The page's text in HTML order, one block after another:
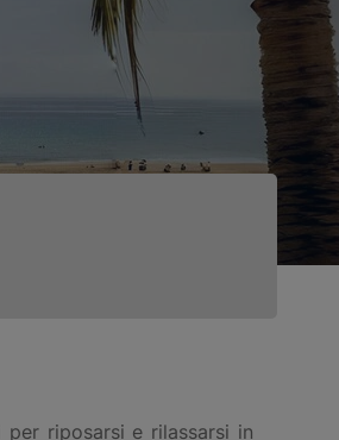
riposarsi e rilassarsi in